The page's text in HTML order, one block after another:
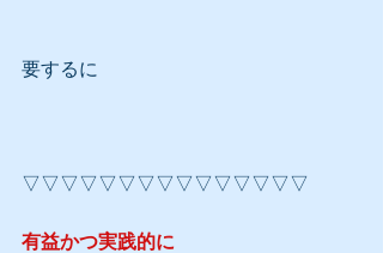
要するに
▽▽▽▽▽▽▽▽▽▽▽▽▽▽▽
有益かつ実践的に